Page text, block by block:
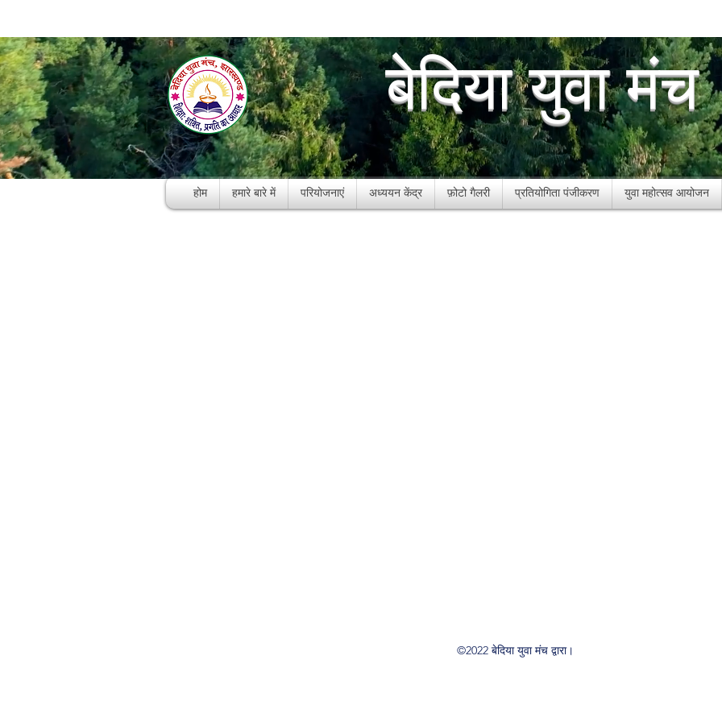
बेदिया युवा मंच
होम हमारे बारे में परियोजनाएं अध्ययन केंद्र फ़ोटो गैलरी प्रतियोगिता पंजीकरण युवा महोत्सव आयोजन
©2022 बेदिया युवा मंच द्वारा।